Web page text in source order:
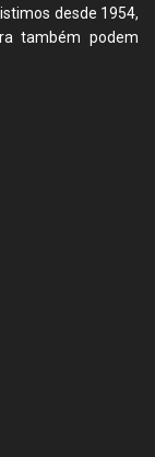
desde 1954,
também podem